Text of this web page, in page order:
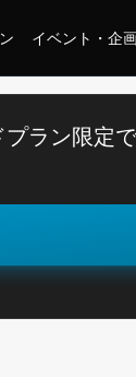
イベント・企
ラン限定
情報